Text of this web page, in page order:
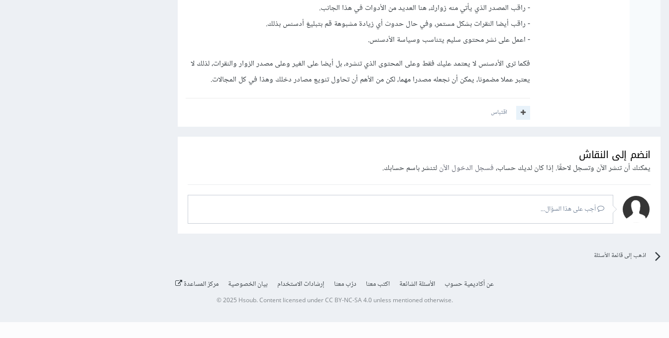
- راقب المصدر الذي يأتي منه زوارك، هنا العديد من الأدوات في هذا الجانب.
- راقب أيضا النقرات بشكل مستمر، وفي حال حدوث أي زيادة مشبوهة قم بتبليغ أدسنس بذلك.
- اعمل على نشر محتوى سليم يتناسب وسياسة الأدسنس.
فكما ترى الأدسنس لا يعتمد عليك فقط وعلى المحتوى الذي تنشره، بل أيضا على الغير وعلى مصدر الزوار والنقرات، لذلك لا
يعتبر عملا مضمونا، يمكن أن نجعله مصدرا مهما، لكن من الأهم أن تحاول تنويع مصادر دخلك وهذا في كل المجالات.
اقتباس
انضم إلى النقاش
يمكنك أن تنشر الآن وتسجل لاحقًا. إذا كان لديك حساب،فسجل الدخول الآنلتنشر باسم حسابك.
أجب على هذا السؤال...
اذهب إلى قائمة الأسئلة
عن أكاديمية حسوب الأسئلة الشائعة اكتب معنا درّب معنا إرشادات الاستخدام بيان الخصوصية مركز المساعدة
© 2025 Hsoub.Content licensed underCC BY-NC-SA 4.0unless mentioned otherwise.